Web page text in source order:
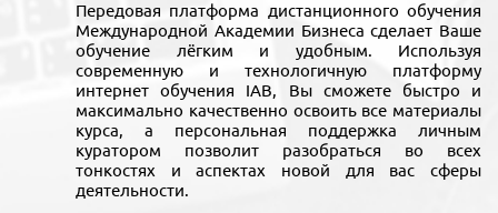
Передовая платформа дистанционного обучения
Международной Академии Бизнеса сделает Ваше
обучение лёгким и удобным. Используя
современную и технологичную платформу
интернет обучения IAB, Вы сможете быстро и
максимально качественно освоить все материалы
курса, а персональная поддержка личным
куратором позволит разобраться во всех
тонкостях и аспектах новой для вас сферы
деятельности.